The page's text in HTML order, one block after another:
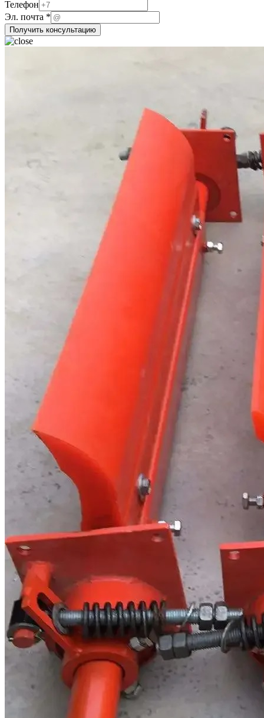
Телефон
ФИО
компании
почта
Эл. почта *
Получить консультацию